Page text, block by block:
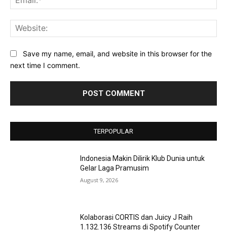
Save my name, email, and website in this browser for the
next time I comment.
TERPOPULAR
Indonesia Makin Dilirik Klub Dunia untuk
Gelar Laga Pramusim
August 9, 2026
Kolaborasi CORTIS dan Juicy J Raih
1.132.136 Streams di Spotify Counter